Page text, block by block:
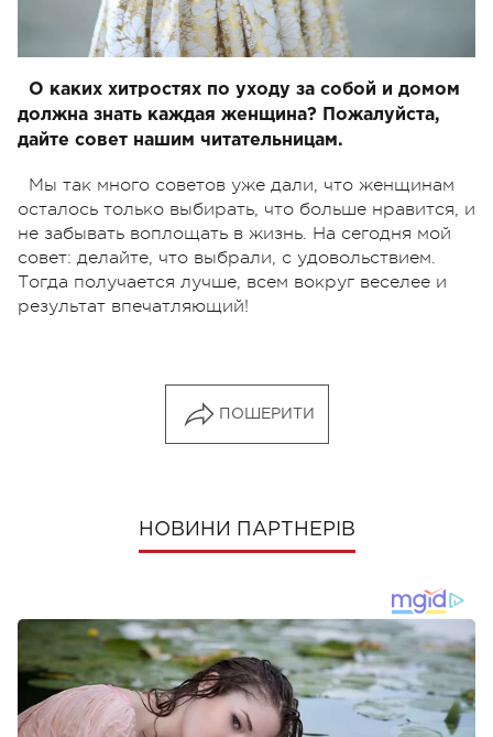
О каких хитростях по уходу за собой и домом
должна знать каждая женщина? Пожалуйста,
дайте совет нашим читательницам.
Мы так много советов уже дали, что женщинам
осталось только выбирать, что больше нравится, и
не забывать воплощать в жизнь. На сегодня мой
совет: делайте, что выбрали, с удовольствием.
Тогда получается лучше, всем вокруг веселее и
результат впечатляющий!
ПОШЕРИТИ
НОВИНИ ПАРТНЕРІВ